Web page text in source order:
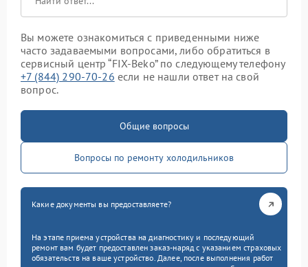
Вы можете ознакомиться с приведенными ниже
часто задаваемыми вопросами, либо обратиться в
сервисный центр “FIX-Beko” по следующему телефону
+7 (844) 290-70-26 если не нашли ответ на свой
вопрос.
Общие вопросы
Вопросы по ремонту холодильников
Какие документы вы предоставляете?
На этапе приема устройства на диагностику и последующий
ремонт вам будет предоставлен заказ-наряд с указанием страховых
обязательств на ваше устройство. Далее, после выполнения работ